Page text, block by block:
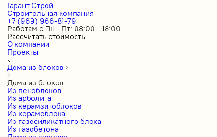
Гарант Строй
Строительная компания
+7 (969) 966-81-79
Работам с Пн - Пт: 08:00 - 18:00
Рассчитать стоимость
О компании
Проекты
Дома из блоков
Дома из блоков
Из пеноблоков
Из арболита
Из керамзитоблоков
Из керамоблока
Из газосиликатного блока
Из газобетона